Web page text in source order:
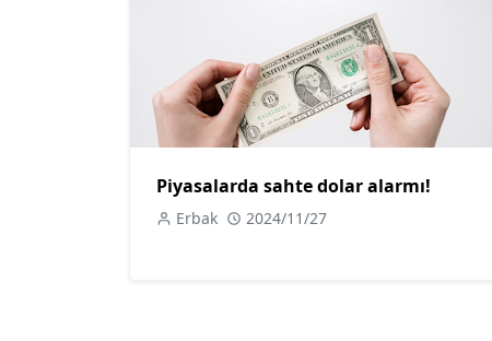
Piyasalarda sahte dolar alarmı!
Erbak 2024/11/27